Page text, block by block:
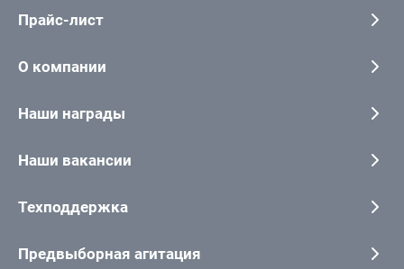
Прайс-лист
О компании
Наши награды
Наши вакансии
Техподдержка
Предвыборная агитация